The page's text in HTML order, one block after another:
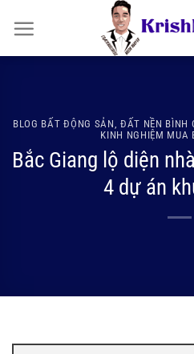
qua
nội
BLOG BẤT ĐỘNG SẢN ĐẤT NỀN BÌNH
KINH NGHIỆM
Bắc Giang lộ diện
4 dự án